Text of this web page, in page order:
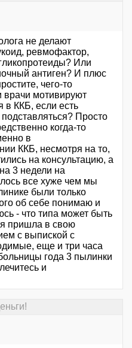
не делают
ревмофактор,
Или
антиген? И плюс
чего-то
врачи мотивируют
в ККБ, если есть
Просто
когда-то
в
ККБ, несмотря на то,
на консультацию, а
3 недели на
все хуже чем мы
были только
об себе понимаю и
- что типа может быть
я пришла в свою
с выпиской с
еще и три часа
года 3 пылинки
и